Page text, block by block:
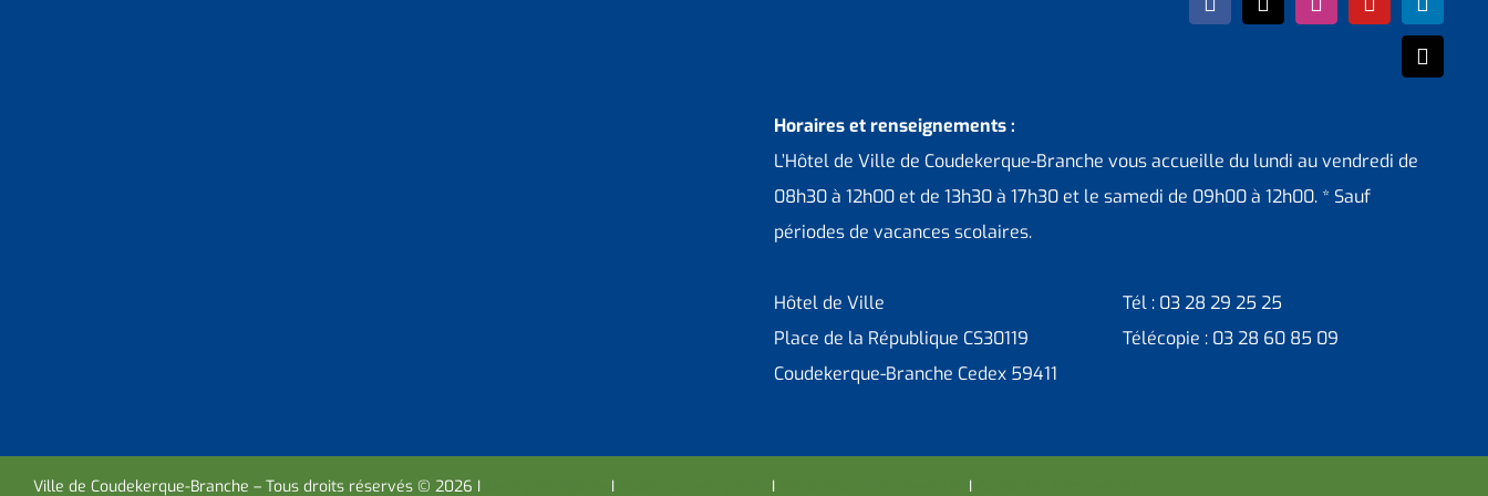
Horaires et renseignements :
L’Hôtel de Ville de Coudekerque-Branche vous accueille du lundi au vendredi de
08h30 à 12h00 et de 13h30 à 17h30 et le samedi de 09h00 à 12h00. * Sauf
périodes de vacances scolaires.
Hôtel de Ville
Place de la République CS30119
Coudekerque-Branche Cedex 59411
Tél : 03 28 29 25 25
Télécopie : 03 28 60 85 09
Ville de Coudekerque-Branche – Tous droits réservés © 2026 I I I I